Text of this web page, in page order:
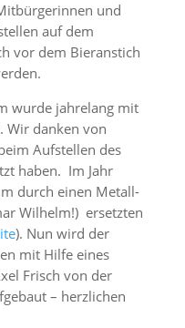
und
auf dem
vor dem Bieranstich
wurde jahrelang mit
Wir danken von
Aufstellen des
haben. Im Jahr
durch einen Metall-
Wilhelm!) ersetzten
). Nun wird der
mit Hilfe eines
Frisch von der
– herzlichen